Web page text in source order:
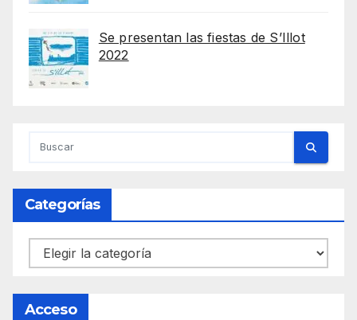
Se presentan las fiestas de S’Illot
2022
Categorías
Categorías
Acceso